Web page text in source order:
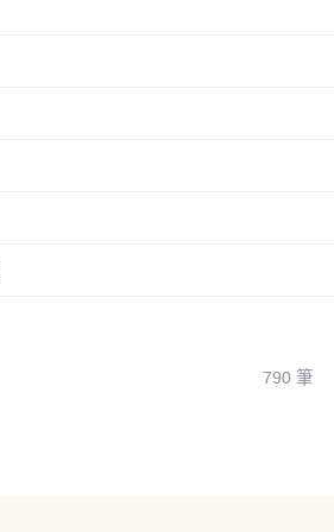
790 筆